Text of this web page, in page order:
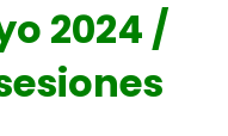
2024 /